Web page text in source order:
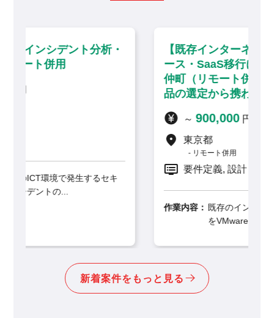
【既存インターネット閲覧環境のリプレ
ース・SaaS移行に伴う技術支援】門前
仲町（リモート併用）／セキュリティ製
品の選定から携わる上流インフラ案件
既存のインターネット閲覧環境システム
新着案件をもっと見る